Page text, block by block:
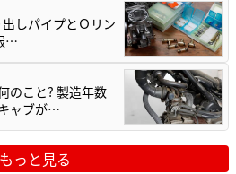
しパイプとＯリン
…
のこと? 製造年数
ャブが…
もっと見る